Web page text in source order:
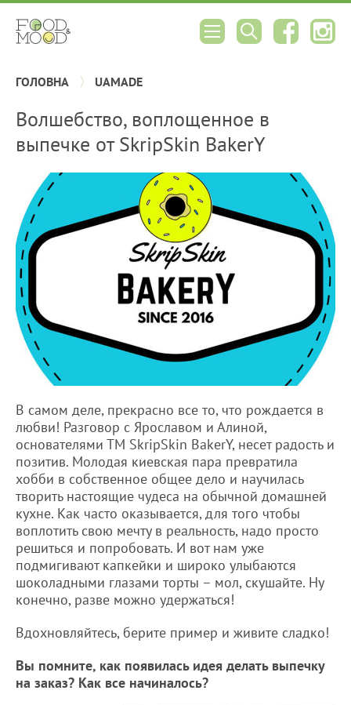
ГОЛОВНА UAMADE
Волшебство, воплощенное в
выпечке от SkripSkin BakerY
В самом деле, прекрасно все то, что рождается в
любви! Разговор с Ярославом и Алиной,
основателями ТМ SkripSkin BakerY, несет радость и
позитив. Молодая киевская пара превратила
хобби в собственное общее дело и научилась
творить настоящие чудеса на обычной домашней
кухне. Как часто оказывается, для того чтобы
воплотить свою мечту в реальность, надо просто
решиться и попробовать. И вот нам уже
подмигивают капкейки и широко улыбаются
шоколадными глазами торты – мол, скушайте. Ну
конечно, разве можно удержаться!
Вдохновляйтесь, берите пример и живите сладко!
Вы помните, как появилась идея делать выпечку
на заказ? Как все начиналось?